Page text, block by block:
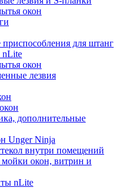
окон
для штанг
nLite
окон
лезвия
дополнительные
Unger Ninja
внутри помещений
окон, витрин и
nLite